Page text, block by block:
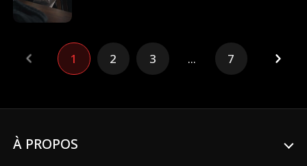
deviendra impossible à ignorer ?
1 2 3 ... 7
À PROPOS